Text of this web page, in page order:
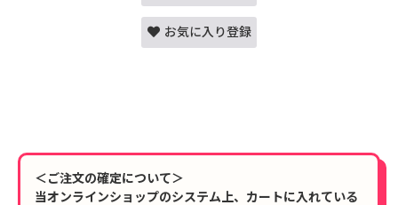
お気に入り登録
＜ご注文の確定について＞
当オンラインショップのシステム上、カートに入れている